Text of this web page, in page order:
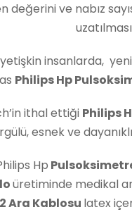
değerini ve nabız
insanlarda,
Philips Hp
ithal ettiği Philips
esnek ve
Hp
üretiminde medikal
Ara Kablosu latex